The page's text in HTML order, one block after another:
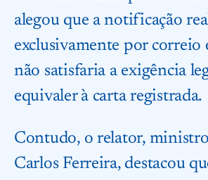
alegou que a notificação
exclusivamente por correio
não satisfaria a exigência
equivaler à carta registrada.
Contudo, o relator,
Carlos Ferreira, destacou